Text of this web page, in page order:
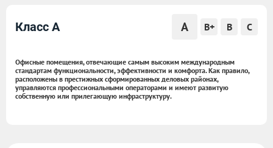
Класс A A B+ B C
Офисные помещения, отвечающие самым высоким международным
стандартам функциональности, эффективности и комфорта. Как правило,
расположены в престижных сформированных деловых районах,
управляются профессиональными операторами и имеют развитую
собственную или прилегающую инфраструктуру.